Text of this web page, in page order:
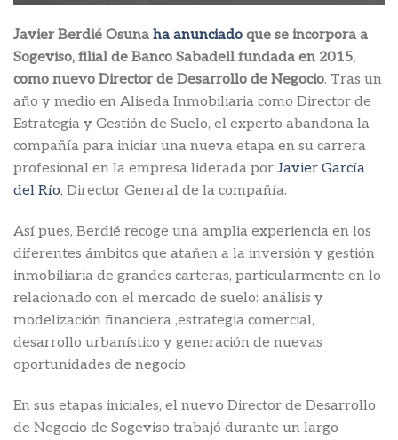
Javier Berdié Osuna ha anunciado que se incorpora a
Sogeviso, filial de Banco Sabadell fundada en 2015,
como nuevo Director de Desarrollo de Negocio. Tras un
año y medio en Aliseda Inmobiliaria como Director de
Estrategia y Gestión de Suelo, el experto abandona la
compañía para iniciar una nueva etapa en su carrera
profesional en la empresa liderada por Javier García
del Río, Director General de la compañía.
Así pues, Berdié recoge una amplia experiencia en los
diferentes ámbitos que atañen a la inversión y gestión
inmobiliaria de grandes carteras, particularmente en lo
relacionado con el mercado de suelo: análisis y
modelización financiera ,estrategia comercial,
desarrollo urbanístico y generación de nuevas
oportunidades de negocio.
En sus etapas iniciales, el nuevo Director de Desarrollo
de Negocio de Sogeviso trabajó durante un largo